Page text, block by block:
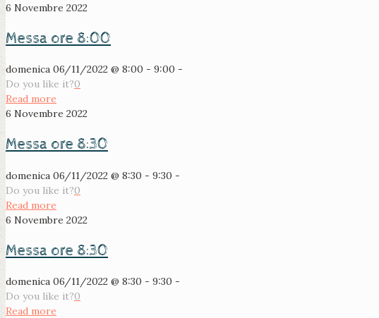
6 Novembre 2022
Messa ore 8:00
domenica 06/11/2022 @ 8:00 - 9:00 -
Do you like it?0
Read more
6 Novembre 2022
Messa ore 8:30
domenica 06/11/2022 @ 8:30 - 9:30 -
Do you like it?0
Read more
6 Novembre 2022
Messa ore 8:30
domenica 06/11/2022 @ 8:30 - 9:30 -
Do you like it?0
Read more